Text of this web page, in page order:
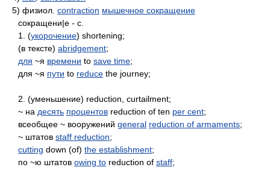
5) физиол. contraction мышечное сокращение
сокращени|е - с.
1. (укорочение) shortening;
(в текcте) abridgement;
для ~я времени to save time;
для ~я пути to reduce the journey;
2. (уменьшение) reduction, curtailment;
~ на десять процентов reduction of ten per cent;
всеобщее ~ вооружений general reduction of armaments;
~ штатов staff reduction;
cutting down (of) the establishment;
по ~ю штатов owing to reduction of staff;